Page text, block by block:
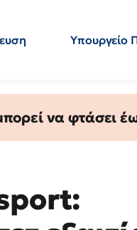
Υπουργείο
να φτάσει